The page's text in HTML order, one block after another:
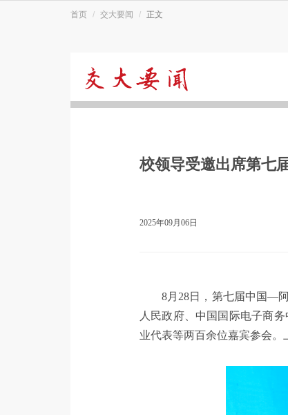
首页 交大要闻 正文
要
闻
校领导受邀出席第七
2025年09月06日
8月28日，第七届中国—
人民政府、中国国际电子商
业代表等两百余位嘉宾参会。